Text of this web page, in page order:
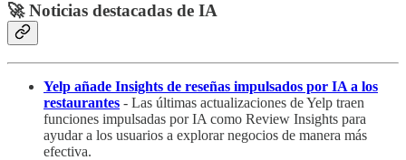
🚀 Noticias destacadas de IA
Yelp añade Insights de reseñas impulsados por IA a los
restaurantes - Las últimas actualizaciones de Yelp traen
funciones impulsadas por IA como Review Insights para
ayudar a los usuarios a explorar negocios de manera más
efectiva.